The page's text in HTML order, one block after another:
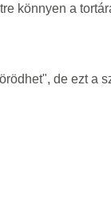
könnyen a
de ezt a